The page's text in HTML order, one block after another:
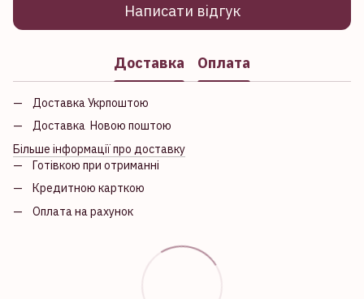
Написати відгук
Доставка Оплата
Доставка Укрпоштою
Доставка Новою поштою
Більше інформації про доставку
Готівкою при отриманні
Кредитною карткою
Оплата на рахунок